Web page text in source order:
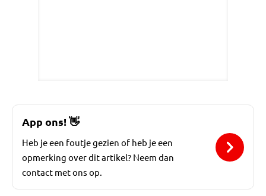
App ons!👋
Heb je een foutje gezien of heb je een
opmerking over dit artikel? Neem dan
contact met ons op.